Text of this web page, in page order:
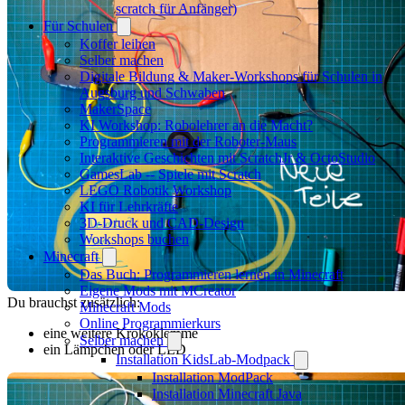
scratch für Anfänger)
Für Schulen
Koffer leihen
Selber machen
Digitale Bildung & Maker-Workshops für Schulen in
Augsburg und Schwaben
MakerSpace
KI Workshop: Robolehrer an die Macht?
Programmieren mit der Roboter-Maus
Interaktive Geschichten mit ScratchJr & OctoStudio
GamesLab -- Spiele mit Scratch
LEGO Robotik Workshop
KI für Lehrkräfte
3D-Druck und CAD-Design
Workshops buchen
Minecraft
Das Buch: Programmieren lernen in Minecraft
Eigene Mods mit MCreator
Minecraft Mods
Online Programmierkurs
Selber machen
Installation KidsLab-Modpack
Installation ModPack
Installation Minecraft Java
Du brauchst zusätzlich:
eine weitere Krokoklemme
ein Lämpchen oder LED